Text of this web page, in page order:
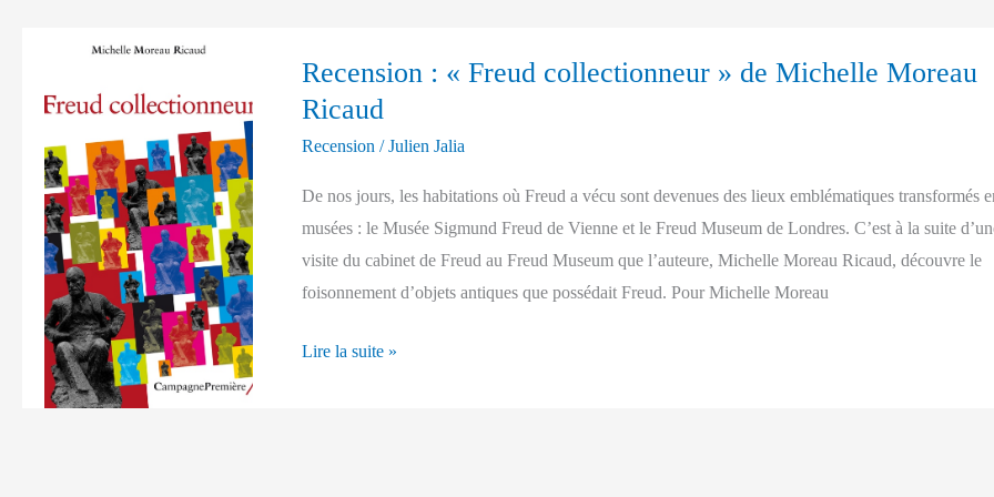
Recension : « Freud collectionneur » de Michelle Moreau
Ricaud
Recension /Julien Jalia
De nos jours, les habitations où Freud a vécu sont devenues des lieux emblématiques transformés
musées : le Musée Sigmund Freud de Vienne et le Freud Museum de Londres. C’est à la suite
visite du cabinet de Freud au Freud Museum que l’auteure, Michelle Moreau Ricaud, découvre le
foisonnement d’objets antiques que possédait Freud. Pour Michelle Moreau
« Freud
collectionneur »
Michelle
Moreau
Ricaud
Lire la suite »